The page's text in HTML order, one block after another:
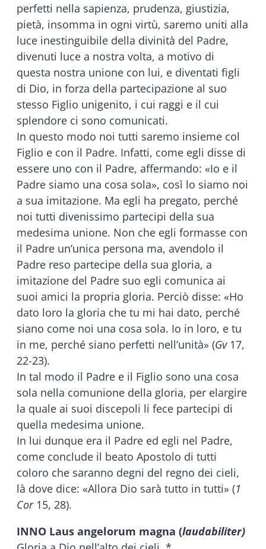
perfetti nella sapienza, prudenza, giustizia,
pietà, insomma in ogni virtù, saremo uniti alla
luce inestinguibile della divinità del Padre,
divenuti luce a nostra volta, a motivo di
questa nostra unione con lui, e diventati figli
di Dio, in forza della partecipazione al suo
stesso Figlio unigenito, i cui raggi e il cui
splendore ci sono comunicati.
In questo modo noi tutti saremo insieme col
Figlio e con il Padre. Infatti, come egli disse di
essere uno con il Padre, affermando: «Io e il
Padre siamo una cosa sola», così lo siamo noi
a sua imitazione. Ma egli ha pregato, perché
noi tutti divenissimo partecipi della sua
medesima unione. Non che egli formasse con
il Padre un’unica persona ma, avendolo il
Padre reso partecipe della sua gloria, a
imitazione del Padre suo egli comunica ai
suoi amici la propria gloria. Perciò disse: «Ho
dato loro la gloria che tu mi hai dato, perché
siano come noi una cosa sola. Io in loro, e tu
in me, perché siano perfetti nell’unità» (Gv17,
22-23).
In tal modo il Padre e il Figlio sono una cosa
sola nella comunione della gloria, per elargire
la quale ai suoi discepoli li fece partecipi di
quella medesima unione.
In lui dunque era il Padre ed egli nel Padre,
come conclude il beato Apostolo di tutti
coloro che saranno degni del regno dei cieli,
là dove dice: «Allora Dio sarà tutto in tutti» (1
Cor15, 28).
INNO Laus angelorum magna (laudabiliter)